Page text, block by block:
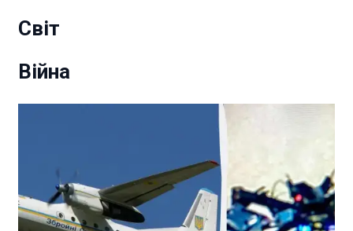
Світ
Війна